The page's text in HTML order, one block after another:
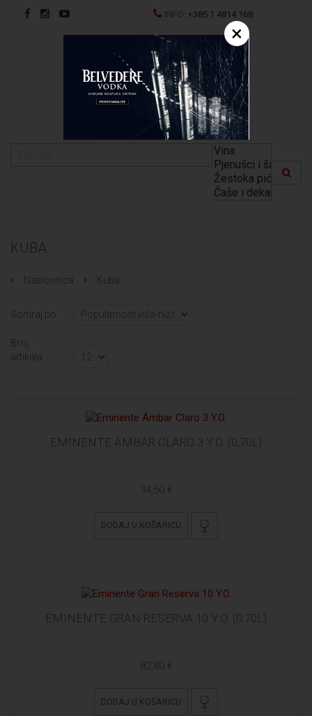
INFO:+385 1 4814 168
EN
KUBA
Naslovnica Kuba
Sortiraj po
Broj
artikala
EMINENTE ÁMBAR CLARO 3 Y.O. (0,70L)
34,50 €
DODAJ U KOŠARICU
EMINENTE GRAN RESERVA 10 Y.O. (0,70L)
82,80 €
DODAJ U KOŠARICU
×